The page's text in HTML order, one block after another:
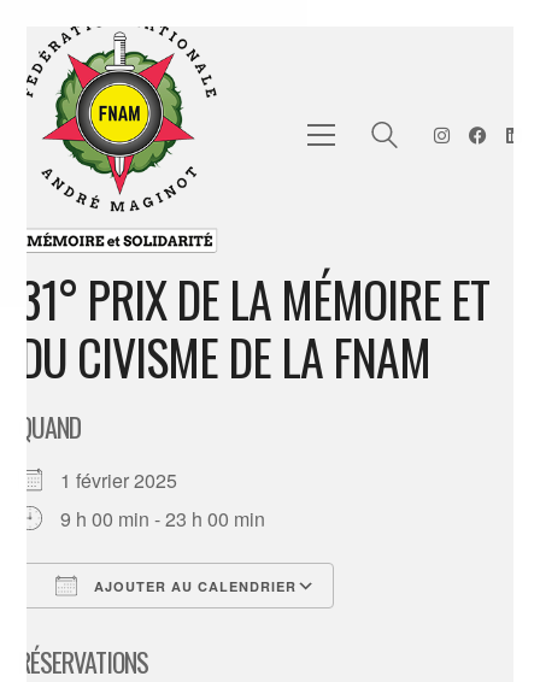
31° PRIX DE LA MÉMOIRE ET
DU CIVISME DE LA FNAM
QUAND
1 février 2025
9 h 00 min - 23 h 00 min
AJOUTER AU CALENDRIER
RÉSERVATIONS